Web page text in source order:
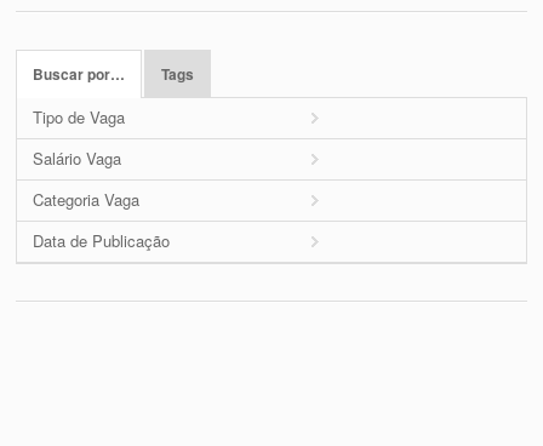
Buscar por… Tags
Tipo de Vaga
Salário Vaga
Categoria Vaga
Data de Publicação